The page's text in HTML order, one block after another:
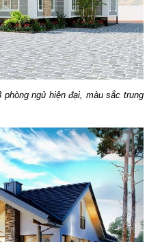
ngủ hiện đại, màu sắc trung